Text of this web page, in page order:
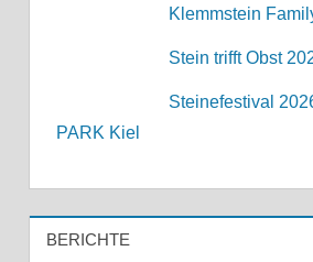
Klemmstein
Stein trifft Obst
Steinefestival
PARK Kiel
BERICHTE